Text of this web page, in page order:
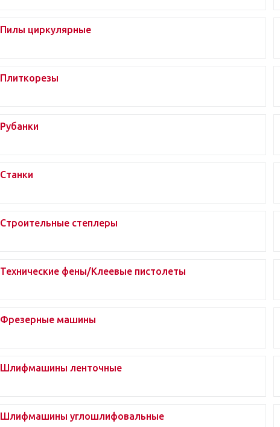
Пилы циркулярные
Плиткорезы
Рубанки
Станки
Строительные степлеры
Технические фены/Клеевые пистолеты
Фрезерные машины
Шлифмашины ленточные
Шлифмашины углошлифовальные